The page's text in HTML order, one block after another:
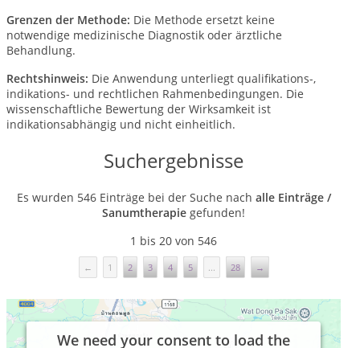
Grenzen der Methode: Die Methode ersetzt keine
notwendige medizinische Diagnostik oder ärztliche
Behandlung.
Rechtshinweis: Die Anwendung unterliegt qualifikations-,
indikations- und rechtlichen Rahmenbedingungen. Die
wissenschaftliche Bewertung der Wirksamkeit ist
indikationsabhängig und nicht einheitlich.
Suchergebnisse
Es wurden 546 Einträge bei der Suche nach alle Einträge /
Sanumtherapie gefunden!
1 bis 20 von 546
← 1 2 3 4 5 ... 28 →
We need your consent to load the